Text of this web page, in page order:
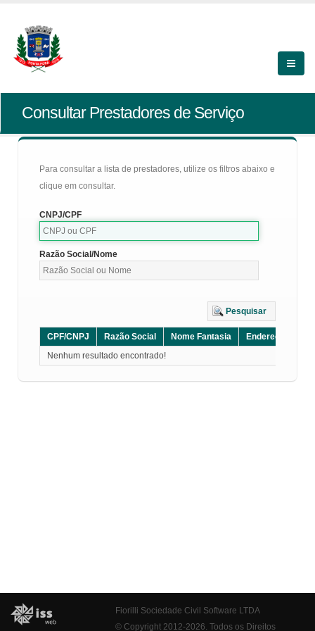
Consultar Prestadores de Serviço
Para consultar a lista de prestadores, utilize os filtros abaixo e
clique em consultar.
CNPJ/CPF
Razão Social/Nome
Pesquisar
CPF/CNPJ Razão Social Nome Fantasia Endereço
Nenhum resultado encontrado!
Fiorilli Sociedade Civil Software LTDA
© Copyright 2012-2026. Todos os Direitos